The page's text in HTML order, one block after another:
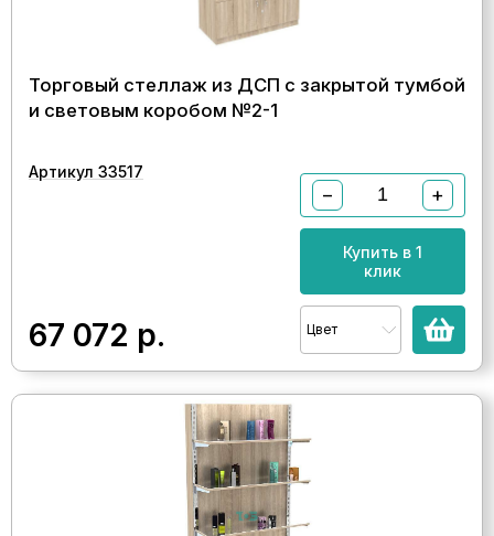
Торговый стеллаж из ДСП с закрытой тумбой
и световым коробом №2-1
Артикул 33517
67 072 р.
− +
Купить в 1
клик
Цвет